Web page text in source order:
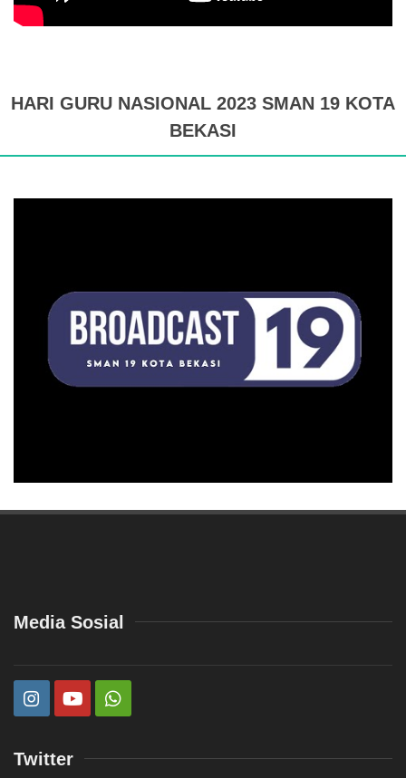
HARI GURU NASIONAL 2023 SMAN 19 KOTA
BEKASI
Media Sosial
Twitter